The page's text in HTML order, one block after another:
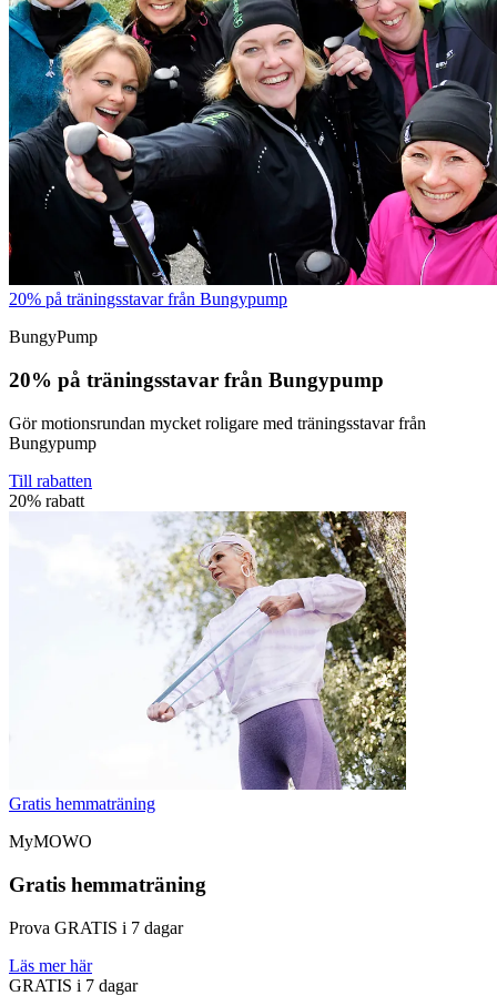
20% på träningsstavar från Bungypump
BungyPump
20% på träningsstavar från Bungypump
Gör motionsrundan mycket roligare med träningsstavar från
Bungypump
Till rabatten
20% rabatt
Gratis hemmaträning
MyMOWO
Gratis hemmaträning
Prova GRATIS i 7 dagar
Läs mer här
GRATIS i 7 dagar